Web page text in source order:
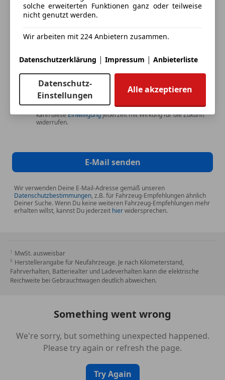
Deine E-Mail
Deine Telefonnummer (optional)
Ich möchte auf meine Interessen zugeschnittene Angebote und
Neuigkeiten der AutoScout24 GmbH per E-Mail erhalten. Ich
kann dieseEinwilligungjederzeit mit Wirkung für die Zukunft
widerrufen.
E-Mail senden
Wir verwenden Deine E-Mail-Adresse gemäß unseren
Datenschutzbestimmungen, z.B. für Fahrzeug-Empfehlungen ähnlich
Deiner Suche. Wenn Du keine weiteren Fahrzeug-Empfehlungen mehr
erhalten willst, kannst Du jederzeit hierwidersprechen.
MwSt. ausweisbar
Herstellerangabe für Neufahrzeuge. Je nach Kilometerstand,
Fahrverhalten, Batteriealter und Ladeverhalten kann die elektrische
Reichweite bei Gebrauchtwagen deutlich abweichen.
Something went wrong
We're sorry, but something unexpected happened.
Please try again or refresh the page.
Try Again
solche erweiterten Funktionen ganz oder teilweise
nicht genutzt werden.
Wir arbeiten mit 224 Anbietern zusammen.
Datenschutzerklärung | Impressum | Anbieterliste
Datenschutz-
Einstellungen
Alle akzeptieren